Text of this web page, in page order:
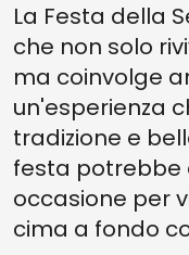
La Festa della
che non solo
ma coinvolge
un'esperienza
tradizione e
festa potrebbe
occasione per
cima a fondo